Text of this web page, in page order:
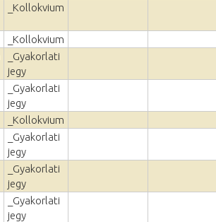
_Kollokvium
_Kollokvium
_Gyakorlati
jegy
_Gyakorlati
jegy
_Kollokvium
_Gyakorlati
jegy
_Gyakorlati
jegy
_Gyakorlati
jegy